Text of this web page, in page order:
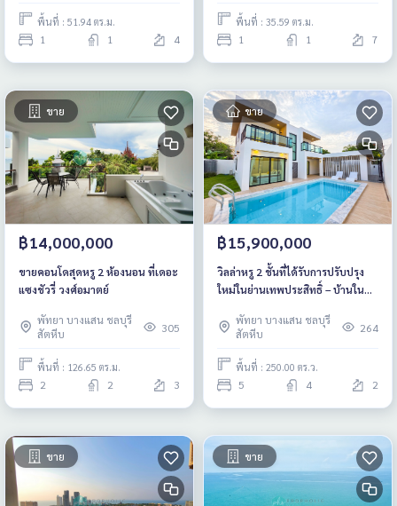
พื้นที่ : 51.94 ตร.ม.
1 1 4
พื้นที่ : 35.59 ตร.ม.
1 1 7
ขาย
฿14,000,000
ขายคอนโดสุดหรู 2 ห้องนอน ที่เดอะ
แซงชัวรี่ วงศ์อมาตย์
พัทยา บางแสน ชลบุรี
สัตหีบ
305
พื้นที่ : 126.65 ตร.ม.
2 2 3
ขาย
฿15,900,000
วิลล่าหรู 2 ชั้นที่ได้รับการปรับปรุง
ใหม่ในย่านเทพประสิทธิ์ – บ้านในฝัน
พัทยา บางแสน ชลบุรี
สัตหีบ
264
พื้นที่ : 250.00 ตร.ว.
5 4 2
ขาย ขาย